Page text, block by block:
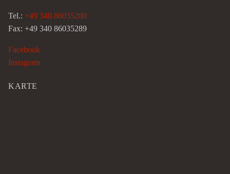
Tel.: +49 340 86035280
Fax: +49 340 86035289
Facebook
Instagram
KARTE